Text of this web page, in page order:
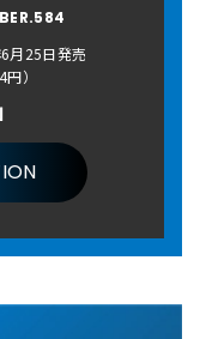
月25日発売
）